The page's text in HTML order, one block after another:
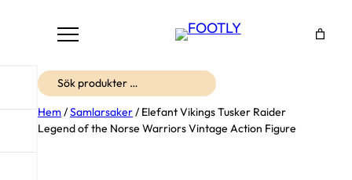
Sök
Hem /Samlarsaker / Elefant Vikings Tusker Raider
Legend of the Norse Warriors Vintage Action Figure